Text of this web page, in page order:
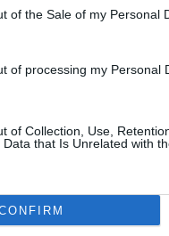
of the Sale of my Personal
of processing my Personal
of Collection, Use,
that Is Unrelated with